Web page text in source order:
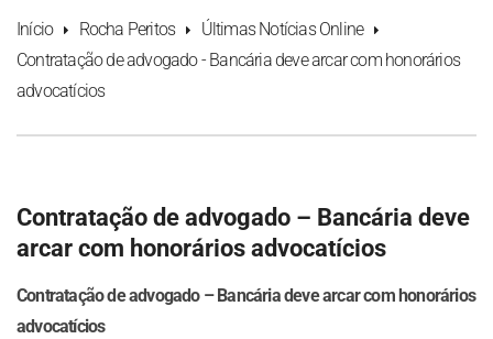
Início Rocha Peritos
Últimas Notícias Online
Contratação de advogado - Bancária deve arcar com honorários
advocatícios
Contratação de advogado – Bancária deve
arcar com honorários advocatícios
Contratação de advogado – Bancária deve arcar com honorários
advocatícios